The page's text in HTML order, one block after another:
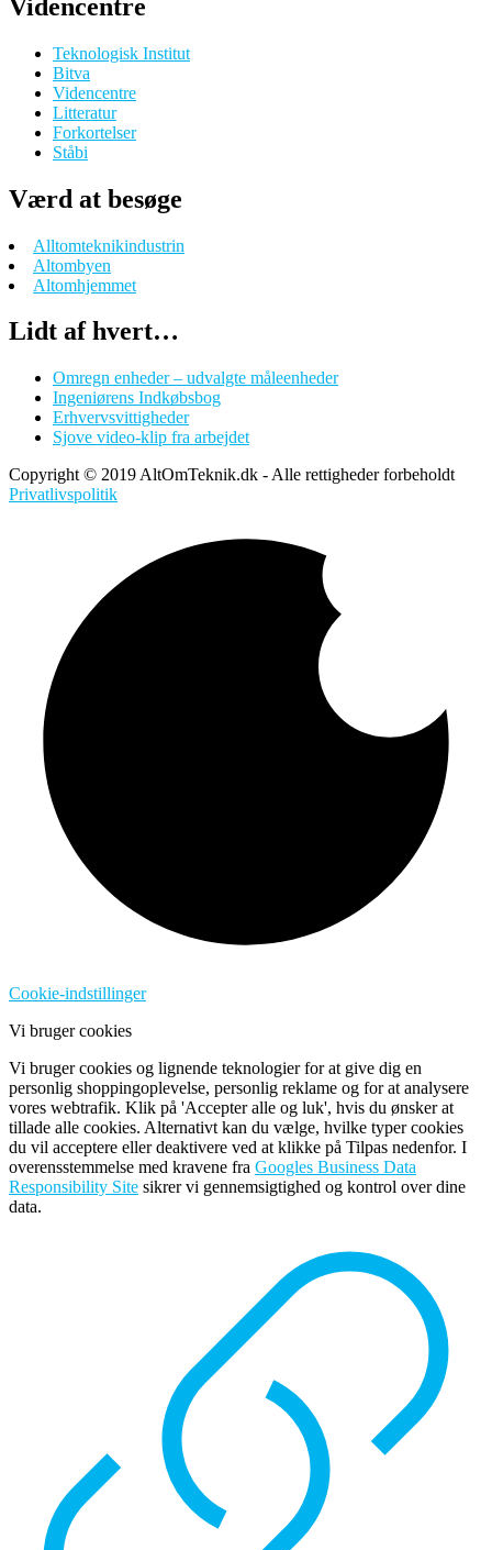
Videncentre
Teknologisk Institut
Bitva
Videncentre
Litteratur
Forkortelser
Ståbi
Værd at besøge
Alltomteknikindustrin
Altombyen
Altomhjemmet
Lidt af hvert…
Omregn enheder – udvalgte måleenheder
Ingeniørens Indkøbsbog
Erhvervsvittigheder
Sjove video-klip fra arbejdet
Copyright © 2019 AltOmTeknik.dk - Alle rettigheder forbeholdt
Privatlivspolitik
Cookie-indstillinger
Vi bruger cookies
Vi bruger cookies og lignende teknologier for at give dig en
personlig shoppingoplevelse, personlig reklame og for at analysere
vores webtrafik. Klik på 'Accepter alle og luk', hvis du ønsker at
tillade alle cookies. Alternativt kan du vælge, hvilke typer cookies
du vil acceptere eller deaktivere ved at klikke på Tilpas nedenfor. I
overensstemmelse med kravene fra Googles Business Data
Responsibility Site sikrer vi gennemsigtighed og kontrol over dine
data.